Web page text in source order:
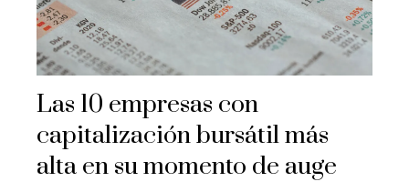
Las 10 empresas con
capitalización bursátil más
alta en su momento de auge